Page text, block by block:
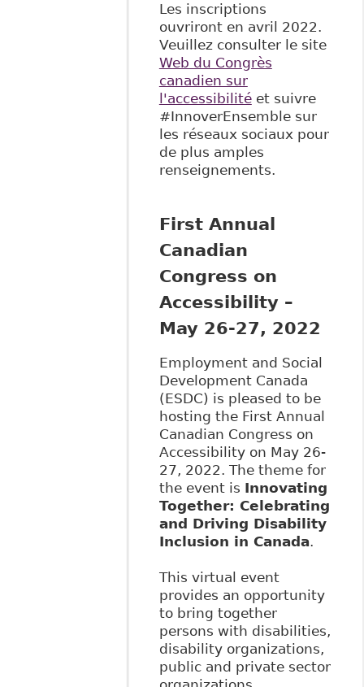
Les inscriptions
ouvriront en avril 2022.
Veuillez consulter le site
Web du Congrès
canadien sur
l'accessibilitéet suivre
#InnoverEnsemble sur
les réseaux sociaux pour
de plus amples
renseignements.
First Annual
Canadian
Congress on
Accessibility –
May 26-27, 2022
Employment and Social
Development Canada
(ESDC) is pleased to be
hosting the First Annual
Canadian Congress on
Accessibility on May 26-
27, 2022. The theme for
the event is Innovating
Together: Celebrating
and Driving Disability
Inclusion in Canada.
This virtual event
provides an opportunity
to bring together
persons with disabilities,
disability organizations,
public and private sector